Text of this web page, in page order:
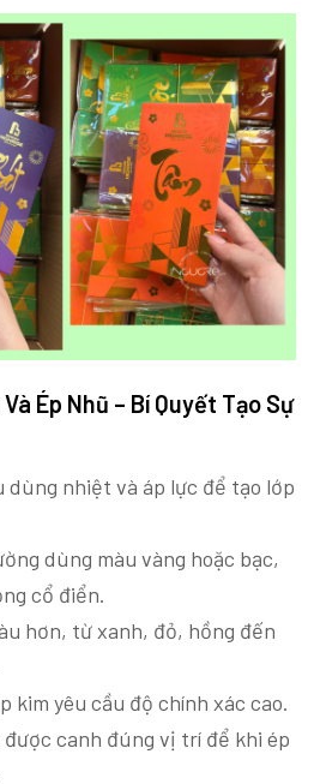
Ép Nhũ – Bí Quyết Tạo Sự
dùng nhiệt và áp lực để tạo lớp
dùng màu vàng hoặc bạc,
cổ điển.
hơn, từ xanh, đỏ, hồng đến
kim yêu cầu độ chính xác cao.
canh đúng vị trí để khi ép